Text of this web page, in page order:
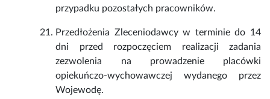
przypadku pozostałych pracowników.
Przedłożenia Zleceniodawcy w terminie do 14
dni przed rozpoczęciem realizacji zadania
zezwolenia na prowadzenie placówki
opiekuńczo-wychowawczej wydanego przez
Wojewodę.